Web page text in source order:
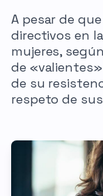
A pesar de
directivos en
mujeres,
de
de su
respeto de